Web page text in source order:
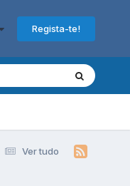
Regista-te!
Ver tudo